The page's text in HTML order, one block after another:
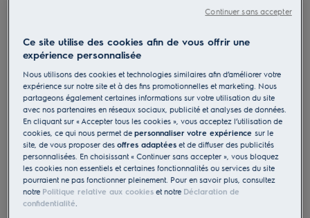
ER71UW2UG
700 Robot aspirateur 140 min
5 (1)
379.00 CHF
PVR incl. IVA en CHF (excl. CAR)
Ce site utilise des cookies afin de vous offrir une
expérience personnalisée
Nous utilisons des cookies et technologies similaires afin d’améliorer votre
expérience sur notre site et à des fins promotionnelles et marketing. Nous
partageons également certaines informations sur votre utilisation du site
avec nos partenaires en réseaux sociaux, publicité et analyses de données.
En cliquant sur « Accepter tous les cookies », vous acceptez l’utilisation de
cookies, ce qui nous permet depersonnaliser votre expériencesur le
site, de vous proposer desoffres adaptées et de diffuser des publicités
personnalisées. En choisissant « Continuer sans accepter », vous bloquez
les cookies non essentiels et certaines fonctionnalités ou services du site
pourraient ne pas fonctionner pleinement. Pour en savoir plus, consultez
notre Politique relative aux cookies et notre Déclaration de
confidentialité.
Continuer sans accepter